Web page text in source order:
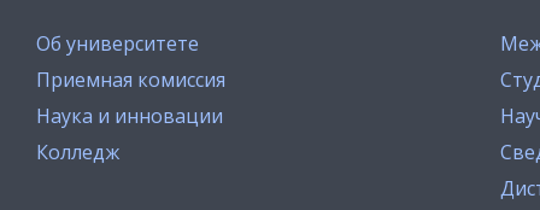
Об университете
Приемная комиссия
Наука и инновации
Колледж